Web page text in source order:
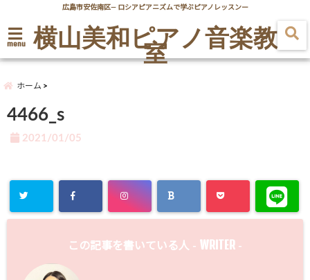
広島市安佐南区― ロシアピアニズムで学ぶピアノレッスンー
menu 横山美和ピアノ音楽教
室
ホーム
4466_s
2021/01/05
この記事を書いている人 - WRITER -